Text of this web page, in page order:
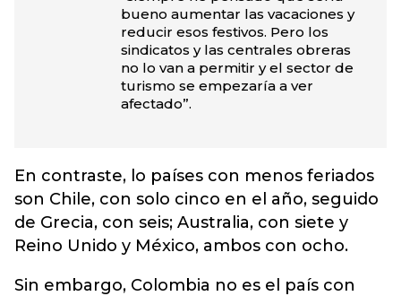
bueno aumentar las vacaciones y
reducir esos festivos. Pero los
sindicatos y las centrales obreras
no lo van a permitir y el sector de
turismo se empezaría a ver
afectado”.
En contraste, lo países con menos feriados
son Chile, con solo cinco en el año, seguido
de Grecia, con seis; Australia, con siete y
Reino Unido y México, ambos con ocho.
Sin embargo, Colombia no es el país con